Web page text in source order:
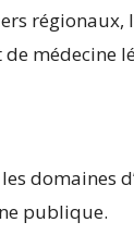
régionaux,
médecine
domaines
publique.